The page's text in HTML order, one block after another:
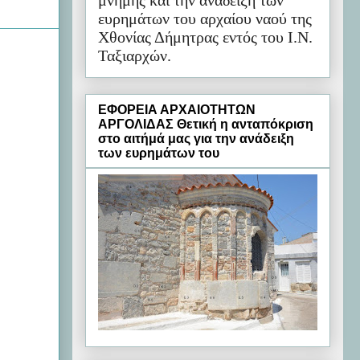
ευρημάτων του αρχαίου ναού της
Χθονίας Δήμητρας εντός του Ι.Ν.
Ταξιαρχών.
ΕΦΟΡΕΙΑ ΑΡΧΑΙΟΤΗΤΩΝ
ΑΡΓΟΛΙΔΑΣ Θετική η ανταπόκριση
στο αιτήμά μας για την ανάδειξη
των ευρημάτων του